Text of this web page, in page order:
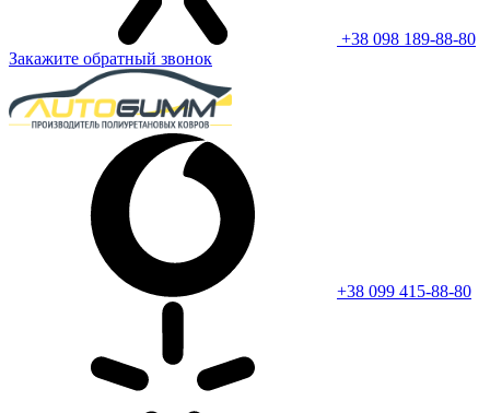
+38 098 189-88-80
Закажите обратный звонок
+38 099 415-88-80